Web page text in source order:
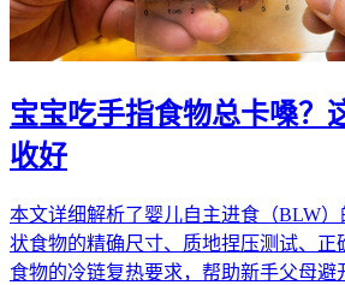
宝宝吃手指食物总卡嗓？
收好
本文详细解析了婴儿自主进食（BLW
状食物的精确尺寸、质地捏压测试、正
食物的冷链复热要求，帮助新手父母避